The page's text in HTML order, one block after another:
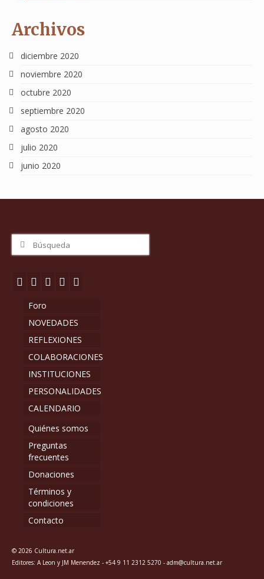
Archivos
diciembre 2020
noviembre 2020
octubre 2020
septiembre 2020
agosto 2020
julio 2020
junio 2020
Buscar
Foro
NOVEDADES
REFLEXIONES
COLABORACIONES
INSTITUCIONES
PERSONALIDADES
CALENDARIO
Quiénes somos
Preguntas
frecuentes
Donaciones
Términos y
condiciones
Contacto
© 2026 Cultura.net.ar
Editores: A Leon y JM Menendez - +54 9 11 2312 5270 - adm@cultura.net.ar